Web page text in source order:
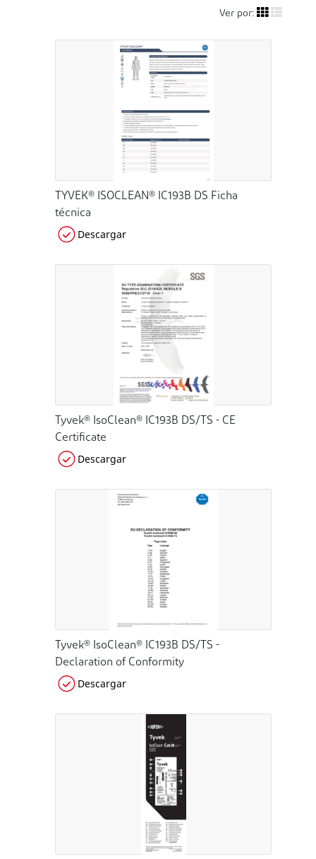
Ver por:
TYVEK® ISOCLEAN® IC193B DS Ficha
técnica
Descargar
Tyvek® IsoClean® IC193B DS/TS - CE
Certificate
Descargar
Tyvek® IsoClean® IC193B DS/TS -
Declaration of Conformity
Descargar